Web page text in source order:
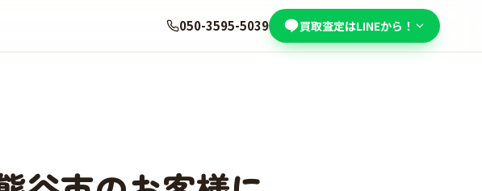
050-3595-5039 買取査定はLINEから！